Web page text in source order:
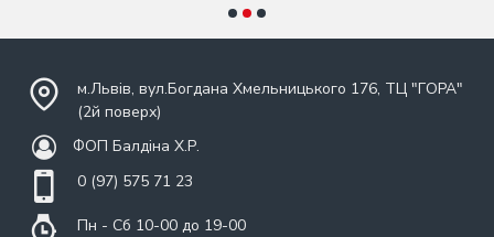
м.Львів, вул.Богдана Хмельницького 176, ТЦ "ГОРА"
(2й поверх)
ФОП Балдіна Х.Р.
0 (97) 575 71 23
Пн - Сб 10-00 до 19-00